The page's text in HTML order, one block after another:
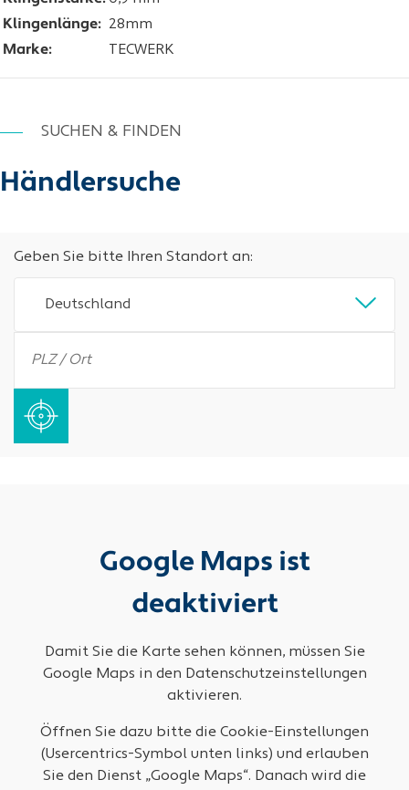
Klingenlänge:
28mm
Marke:
TECWERK
SUCHEN & FINDEN
Händlersuche
Geben Sie bitte Ihren Standort an:
Deutschland
Google Maps ist
deaktiviert
Damit Sie die Karte sehen können, müssen Sie
Google Maps in den Datenschutzeinstellungen
aktivieren.
Öffnen Sie dazu bitte die Cookie-Einstellungen
(Usercentrics-Symbol unten links) und erlauben
Sie den Dienst „Google Maps“. Danach wird die